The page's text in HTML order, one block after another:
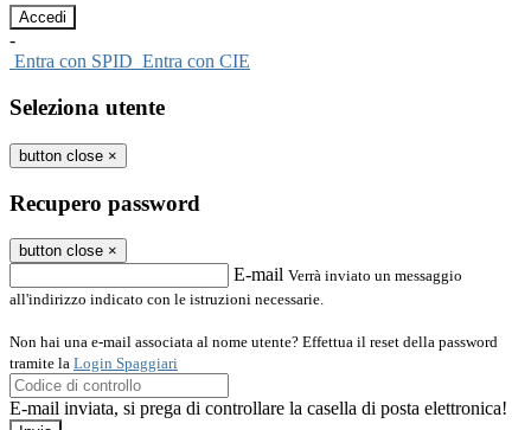
-
Entra con SPID Entra con CIE
Seleziona utente
button close ×
Recupero password
button close ×
E-mail Verrà inviato un messaggio
all'indirizzo indicato con le istruzioni necessarie.
Non hai una e-mail associata al nome utente? Effettua il reset della password
tramite la Login Spaggiari
E-mail inviata, si prega di controllare la casella di posta elettronica!